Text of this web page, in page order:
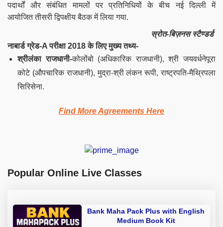
पदार्थों और संबंधित मामलों पर प्रतिनिधियों के बीचनई दिल्ली में
आयोजित तीसरी द्विपक्षीय बैठक में लिया गया.
स्रोत-बिज़नस स्टैण्डर्ड
नाबार्ड ग्रेड-A परीक्षा 2018 के लिए मुख्य तथ्य-
श्रीलंका राजधानी-कोलोंबो (अधिकारिक राजधानी), श्री जयवर्धनेपूरा
कोटे (औपचारिक राजधानी), मुद्रा-श्री लंकन रूपी, राष्ट्रपति-मैथ्रिपला
सिरिसेना.
Find More Agreements Here
Popular Online Live Classes
Bank Maha Pack Plus with English
Medium Book Kit